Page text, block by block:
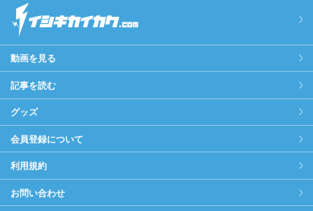
動画を見る
記事を読む
グッズ
会員登録について
利用規約
お問い合わせ